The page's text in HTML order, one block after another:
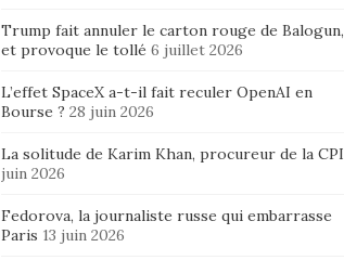
Trump fait annuler le carton rouge de Balogun,
et provoque le tollé 6 juillet 2026
L’effet SpaceX a-t-il fait reculer OpenAI en
Bourse ? 28 juin 2026
La solitude de Karim Khan, procureur de la CPI
juin 2026
Fedorova, la journaliste russe qui embarrasse
Paris 13 juin 2026